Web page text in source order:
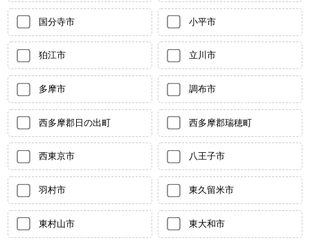
国分寺市 小平市
狛江市 立川市
多摩市 調布市
西多摩郡日の出町 西多摩郡瑞穂町
西東京市 八王子市
羽村市 東久留米市
東村山市 東大和市